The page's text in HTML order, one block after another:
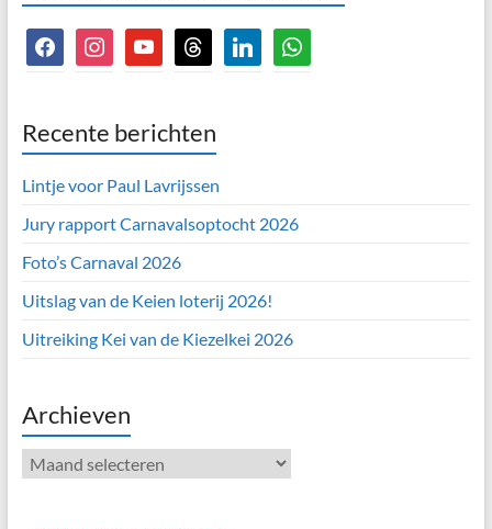
facebookinstagramyoutubethreads linkedinwhatsapp
Recente berichten
Lintje voor Paul Lavrijssen
Jury rapport Carnavalsoptocht 2026
Foto’s Carnaval 2026
Uitslag van de Keien loterij 2026!
Uitreiking Kei van de Kiezelkei 2026
Archieven
Archieven